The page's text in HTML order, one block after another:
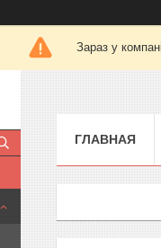
Зараз у
ГЛАВНАЯ